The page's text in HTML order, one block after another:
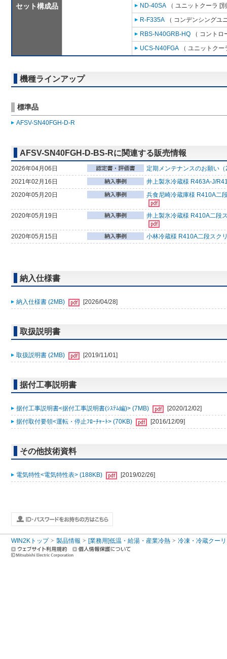
セット構成品
ND-40SA （ ユニットクーラ [
R-F335A （ コンデンシングユ
RBS-N40GRB-HQ （ コント
UCS-N40FGA （ ユニットク
機種ラインアップ
標準品
AFSV-SN40FGH-D-R
AFSV-SN40FGH-D-BS-Rに関連する販売情報
2026年04月06日
定期メンテナンスのお願い
2021年02月16日
井上製氷冷蔵様 R463A-J/
2020年05月20日
兵食尼崎冷蔵庫様 R410A二
2020年05月19日 井上製氷冷蔵様 R410A二段
2020年05月15日 小林冷蔵様 R410A二段スク
納入仕様書
納入仕様書 (2MB) [2026/04/28]
取扱説明書
取扱説明書 (2MB) [2019/11/01]
据付工事説明書
据付工事説明書<据付工事説明書(ｼｽﾃﾑ編)> (7MB)
[2020/12/02]
据付取付要領<運転・停止ﾌﾛｰﾁｬｰﾄ> (70KB)
[2016/12/09]
その他技術資料
電気特性<電気特性表> (188KB) [2019/02/26]
WIN2Kトップ 製品情報 [業務用]低温・給湯・産業冷熱 冷凍・冷蔵クー